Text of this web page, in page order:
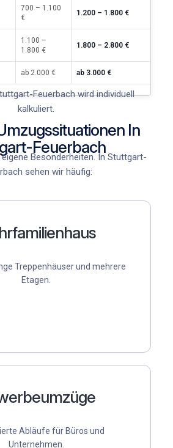
700 – 1.100
€
1.200 – 1.800 €
1.100 –
1.800 €
1.800 – 2.800 €
ab 2.000 € ab 3.000 €
Feuerbach wird individuell
kalkuliert.
In
Feuerbach
Besonderheiten. In Stuttgart-
sehen wir häufig:
Treppenhäuser und mehrere
Etagen.
Abläufe für Büros und
Unternehmen.